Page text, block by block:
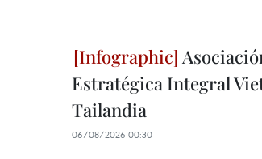
Estratégica Integral
Tailandia
06/08/2026 00:30